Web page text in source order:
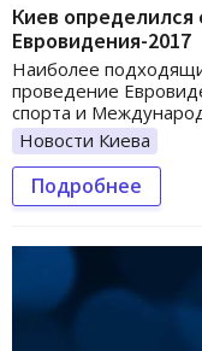
Киев определился
Евровидения-2017
Наиболее
проведение
спорта и
Новости Киева
Подробнее